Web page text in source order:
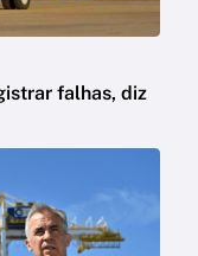
falhas, diz